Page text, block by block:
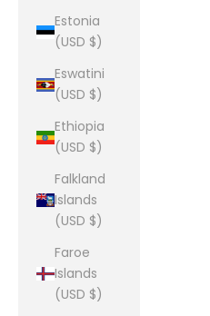
Estonia
(USD $)
Eswatini
(USD $)
Ethiopia
(USD $)
Falkland
Islands
(USD $)
Faroe
Islands
(USD $)